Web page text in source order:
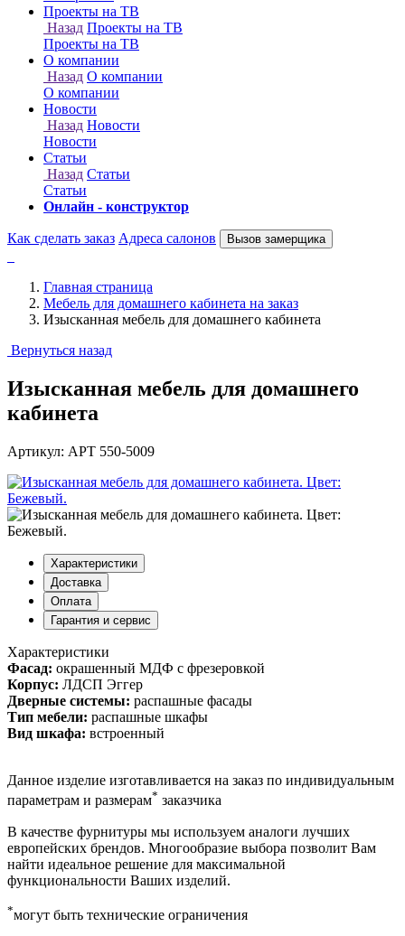
Онлайн - конструктор
Как сделать заказ Адреса салонов Вызов замерщика
Главная страница
Мебель для домашнего кабинета на заказ
Изысканная мебель для домашнего кабинета
Вернуться назад
Изысканная мебель для домашнего
кабинета
Артикул: АРТ 550-5009
Характеристики
Доставка
Оплата
Гарантия и сервис
Характеристики
Фасад: окрашенный МДФ с фрезеровкой
Корпус: ЛДСП Эггер
Дверные системы: распашные фасады
Тип мебели: распашные шкафы
Вид шкафа: встроенный
Данное изделие изготавливается на заказ по индивидуальным
параметрам и размерам* заказчика
В качестве фурнитуры мы используем аналоги лучших
европейских брендов. Многообразие выбора позволит Вам
найти идеальное решение для максимальной
функциональности Ваших изделий.
*могут быть технические ограничения